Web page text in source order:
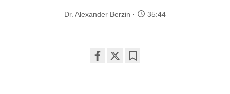
Dr. Alexander Berzin 35:44
on